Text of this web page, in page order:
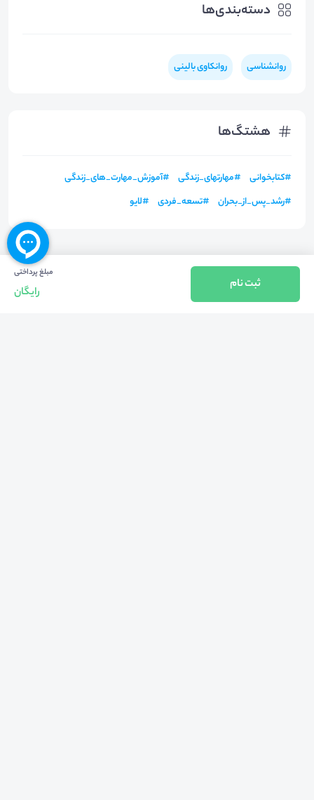
دسته‌بندی‌ها
روانشناسی روانکاوی بالینی
هشتگ‌ها
#کتابخوانی #مهارتهای_زندگی #آموزش_مهارت_های_زندگی
#رشد_پس_از_بحران #تسعه_فردی #لایو
مبلغ پرداختی
رایگان
ثبت نام